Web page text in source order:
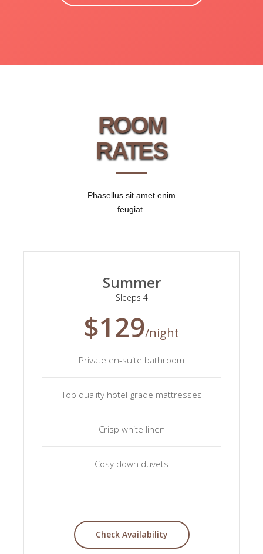
ROOM
RATES
Phasellus sit amet enim
feugiat.
Summer
Sleeps 4
$129/night
Private en-suite bathroom
Top quality hotel-grade mattresses
Crisp white linen
Cosy down duvets
Check Availability